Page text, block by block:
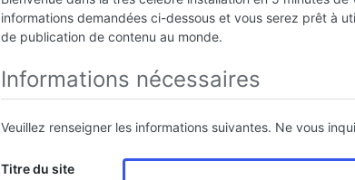
informations demandées ci-dessous et vous serez prêt à
de publication de contenu au monde.
Informations nécessaires
Veuillez renseigner les informations suivantes. Ne vous
Titre du site